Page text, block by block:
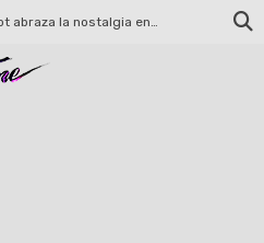
Syot abraza la nostalgia en «Blame», el primer adelanto de su EP debut